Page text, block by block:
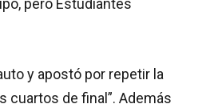
pero Estudiantes
y apostó por repetir la
cuartos de final”. Además